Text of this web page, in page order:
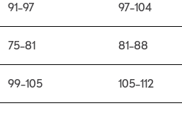
91–97 97–104
75–81 81–88
99–105 105–112